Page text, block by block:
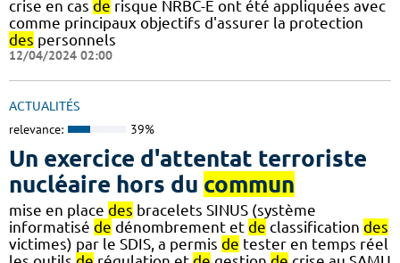
crise en cas de risque NRBC-E ont été appliquées avec
comme principaux objectifs d'assurer la protection
des personnels
12/04/2024 02:00
ACTUALITÉS
relevance: 39%
Un exercice d'attentat terroriste
nucléaire hors du commun
mise en place des bracelets SINUS (système
informatisé de dénombrement et de classification des
victimes) par le SDIS, a permis de tester en temps réel